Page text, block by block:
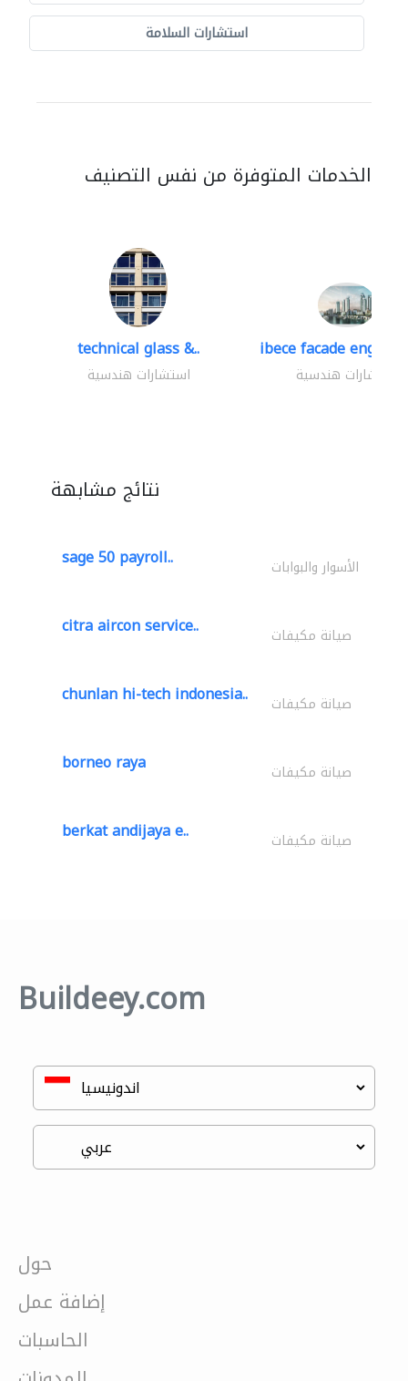
استشارات السلامة
الخدمات المتوفرة من نفس التصنيف
technical glass &..
استشارات هندسية
ibece facade
استشارات هندسية
نتائج مشابهة
sage 50 payroll.. الأسوار والبوابات
citra aircon service.. صيانة مكيفات
chunlan hi-tech indonesia.. صيانة مكيفات
borneo raya صيانة مكيفات
berkat andijaya e.. صيانة مكيفات
Buildeey.com
حول
إضافة عمل
الحاسبات